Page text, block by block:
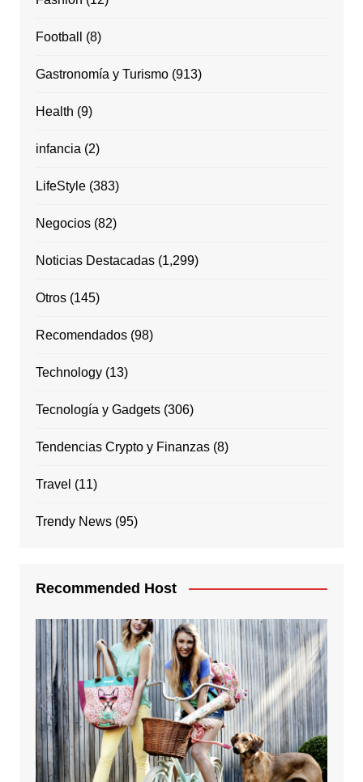
Football (8)
Gastronomía y Turismo(913)
Health (9)
infancia (2)
LifeStyle(383)
Negocios(82)
Noticias Destacadas(1,299)
Otros(145)
Recomendados(98)
Technology(13)
Tecnología y Gadgets(306)
Tendencias Crypto y Finanzas(8)
Travel (11)
Trendy News(95)
Recommended Host